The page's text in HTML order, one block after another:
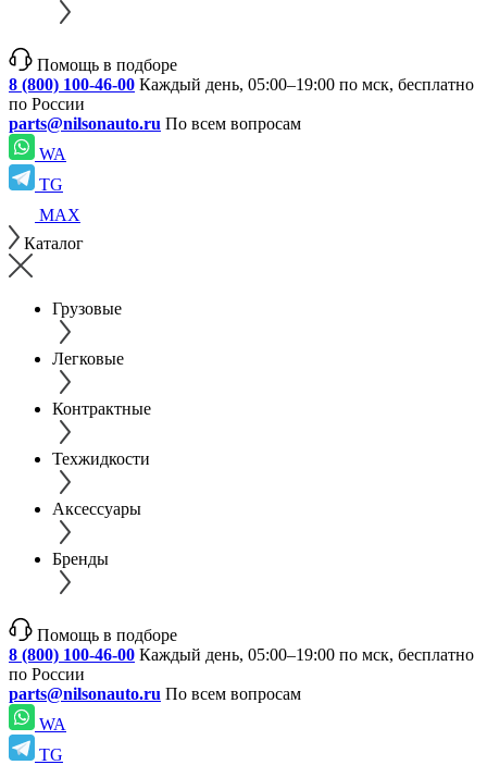
Помощь в подборе
8 (800) 100-46-00 Каждый день, 05:00–19:00 по мск, бесплатно
по России
parts@nilsonauto.ru По всем вопросам
WA
TG
MAX
Каталог
Грузовые
Легковые
Контрактные
Техжидкости
Аксессуары
Бренды
Помощь в подборе
8 (800) 100-46-00 Каждый день, 05:00–19:00 по мск, бесплатно
по России
parts@nilsonauto.ru По всем вопросам
WA
TG